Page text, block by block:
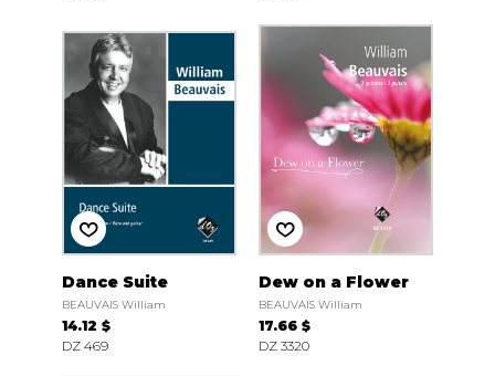
Dance Suite
BEAUVAIS William
14.12 $
DZ 469
Dew on a Flower
BEAUVAIS William
17.66 $
DZ 3320